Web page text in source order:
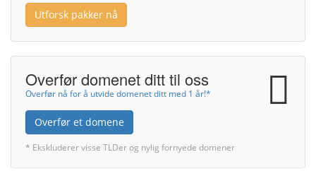
Utforsk pakker nå
Overfør domenet ditt til oss
Overfør nå for å utvide domenet ditt med 1 år!*
Overfør et domene
* Ekskluderer visse TLDer og nylig fornyede domener